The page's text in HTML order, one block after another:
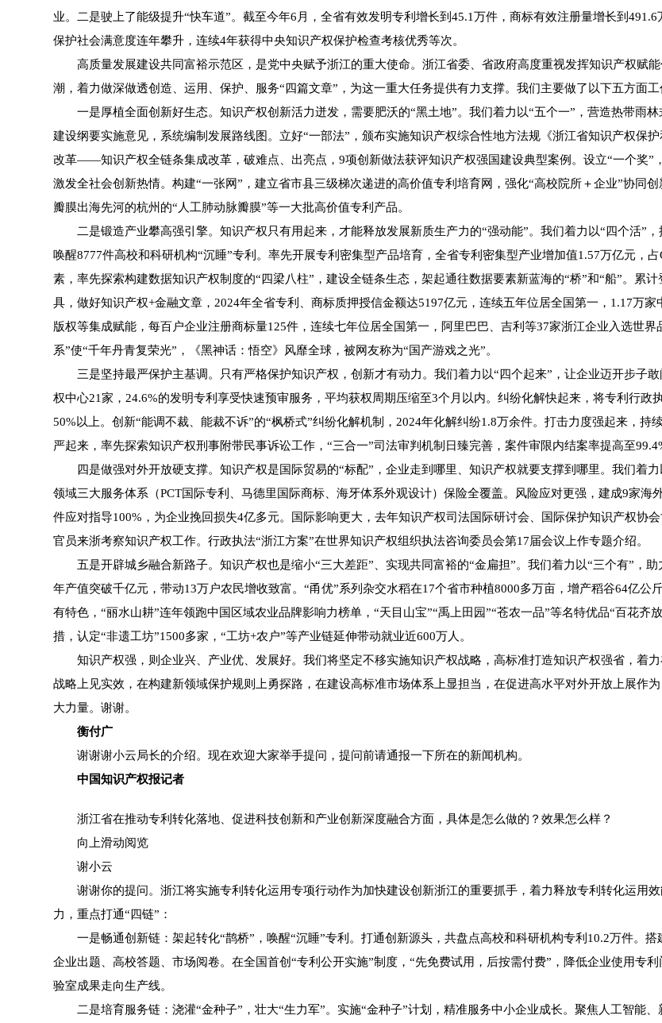
业。二是驶上了能级提升“快车道”。截至今年6月，全省有效发明专利增长到45.1万件，商标有效注册量增长到
保护社会满意度连年攀升，连续4年获得中央知识产权保护检查考核优秀等次。
高质量发展建设共同富裕示范区，是党中央赋予浙江的重大使命。浙江省委、省政府高度重视发挥知识产权赋
潮，着力做深做透创造、运用、保护、服务“四篇文章”，为这一重大任务提供有力支撑。我们主要做了以下五方面工
一是厚植全面创新好生态。知识产权创新活力迸发，需要肥沃的“黑土地”。我们着力以“五个一”，营造热带雨林
建设纲要实施意见，系统编制发展路线图。立好“一部法”，颁布实施知识产权综合性地方法规《浙江省知识产权保
改革——知识产权全链条集成改革，破难点、出亮点，9项创新做法获评知识产权强国建设典型案例。设立“一个奖”
激发全社会创新热情。构建“一张网”，建立省市县三级梯次递进的高价值专利培育网，强化“高校院所＋企业”协同
瓣膜出海先河的杭州的“人工肺动脉瓣膜”等一大批高价值专利产品。
二是锻造产业攀高强引擎。知识产权只有用起来，才能释放发展新质生产力的“强动能”。我们着力以“四个活”，
唤醒8777件高校和科研机构“沉睡”专利。率先开展专利密集型产品培育，全省专利密集型产业增加值1.57万亿元，
素，率先探索构建数据知识产权制度的“四梁八柱”，建设全链条生态，架起通往数据要素新蓝海的“桥”和“船”。累
具，做好知识产权+金融文章，2024年全省专利、商标质押授信金额达5197亿元，连续五年位居全国第一，1.17万
版权等集成赋能，每百户企业注册商标量125件，连续七年位居全国第一，阿里巴巴、吉利等37家浙江企业入选世
系”使“千年丹青复荣光”，《黑神话：悟空》风靡全球，被网友称为“国产游戏之光”。
三是坚持最严保护主基调。只有严格保护知识产权，创新才有动力。我们着力以“四个起来”，让企业迈开步子
权中心21家，24.6%的发明专利享受快速预审服务，平均获权周期压缩至3个月以内。纠纷化解快起来，将专利行
50%以上。创新“能调不裁、能裁不诉”的“枫桥式”纠纷化解机制，2024年化解纠纷1.8万余件。打击力度强起来，持
严起来，率先探索知识产权刑事附带民事诉讼工作，“三合一”司法审判机制日臻完善，案件审限内结案率提高至
四是做强对外开放硬支撑。知识产权是国际贸易的“标配”，企业走到哪里、知识产权就要支撑到哪里。我们着力
领域三大服务体系（PCT国际专利、马德里国际商标、海牙体系外观设计）保险全覆盖。风险应对更强，建成9家
件应对指导100%，为企业挽回损失4亿多元。国际影响更大，去年知识产权司法国际研讨会、国际保护知识产权协
官员来浙考察知识产权工作。行政执法“浙江方案”在世界知识产权组织执法咨询委员会第17届会议上作专题介绍。
五是开辟城乡融合新路子。知识产权也是缩小“三大差距”、实现共同富裕的“金扁担”。我们着力以“三个有”，助
年产值突破千亿元，带动13万户农民增收致富。“甬优”系列杂交水稻在17个省市种植8000多万亩，增产稻谷64亿
有特色，“丽水山耕”连年领跑中国区域农业品牌影响力榜单，“天目山宝”“禹上田园”“苍农一品”等名特优品“百花
措，认定“非遗工坊”1500多家，“工坊+农户”等产业链延伸带动就业近600万人。
知识产权强，则企业兴、产业优、发展好。我们将坚定不移实施知识产权战略，高标准打造知识产权强省，着
战略上见实效，在构建新领域保护规则上勇探路，在建设高标准市场体系上显担当，在促进高水平对外开放上展作
大力量。谢谢。
衡付广
谢谢谢小云局长的介绍。现在欢迎大家举手提问，提问前请通报一下所在的新闻机构。
中国知识产权报记者
浙江省在推动专利转化落地、促进科技创新和产业创新深度融合方面，具体是怎么做的？效果怎么样？
向上滑动阅览
谢小云
谢谢你的提问。浙江将实施专利转化运用专项行动作为加快建设创新浙江的重要抓手，着力释放专利转化运用
力，重点打通“四链”：
一是畅通创新链：架起转化“鹊桥”，唤醒“沉睡”专利。打通创新源头，共盘点高校和科研机构专利10.2万件。搭
企业出题、高校答题、市场阅卷。在全国首创“专利公开实施”制度，“先免费试用，后按需付费”，降低企业使用专
验室成果走向生产线。
二是培育服务链：浇灌“金种子”，壮大“生力军”。实施“金种子”计划，精准服务中小企业成长。聚焦人工智能